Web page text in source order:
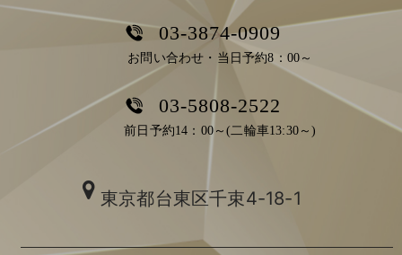
03-3874-0909
お問い合わせ・当日予約8：00～
03-5808-2522
前日予約14：00～(二輪車13:30～)
東京都台東区千束4-18-1